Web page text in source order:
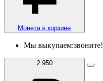
Монета в корзине
Мы выкупаем:звоните!
2 950